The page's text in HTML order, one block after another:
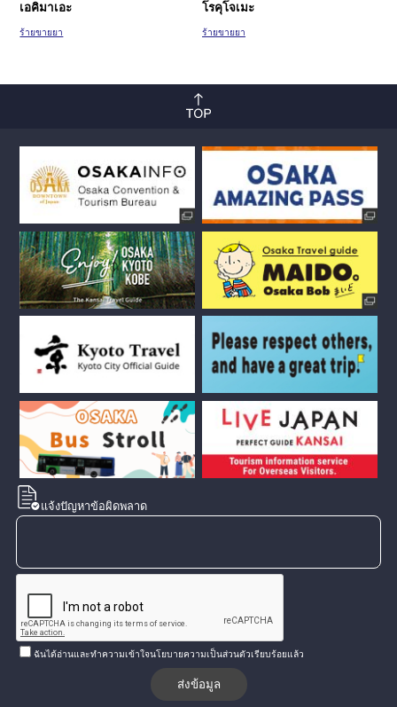
เอคิมาเอะ
ร้ายขายยา
โรคุโจเมะ
ร้ายขายยา
แจ้งปัญหาข้อผิดพลาด
ฉันได้อ่านและทำความเข้าใจนโยบายความเป็นส่วนตัวเรียบร้อยแล้ว